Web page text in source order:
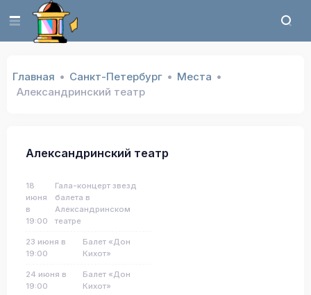
Главная Санкт-Петербург
Места
Александринский театр
Александринский театр
18
июня
в
19:00
Гала-концерт звезд
балета в
Александринском
театре
23 июня в
19:00
Балет «Дон
Кихот»
24 июня в
19:00
Балет «Дон
Кихот»